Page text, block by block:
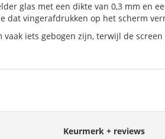
glas met een dikte van 0,3 mm en
dat vingerafdrukken op het scherm
iets gebogen zijn, terwijl de
Keurmerk + reviews